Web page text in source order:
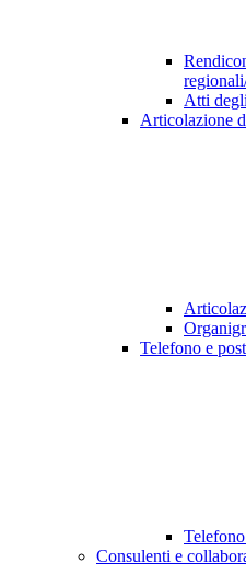
Atti
Articolazione
Telefono e
Consulenti e